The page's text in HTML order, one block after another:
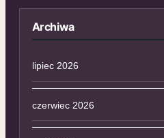
Archiwa
lipiec 2026
czerwiec 2026